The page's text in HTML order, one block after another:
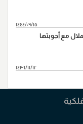
١٤٤٤/٠٩/١٥
مع أجوبتها
١٤٣١/١١/١٢